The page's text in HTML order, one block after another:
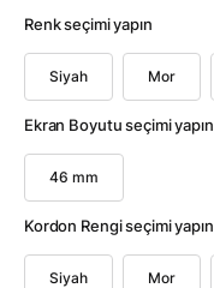
Renk seçimi yapın
Siyah Mor
Ekran Boyutu seçimi yapın
46 mm
Kordon Rengi seçimi yapın
Siyah Mor